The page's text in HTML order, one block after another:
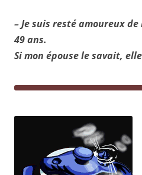
– Je suis resté amoureux
49 ans.
Si mon épouse le savait,